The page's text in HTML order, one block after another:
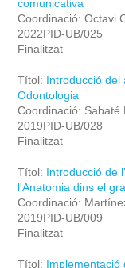
comunicativa
Coordinació: Octavi
2022PID-UB/025
Finalitzat
Títol: Introducció del
Odontologia
Coordinació: Sabaté
2019PID-UB/028
Finalitzat
Títol: Introducció de
l'Anatomia dins el
Coordinació:
2019PID-UB/009
Finalitzat
Títol: Implementació